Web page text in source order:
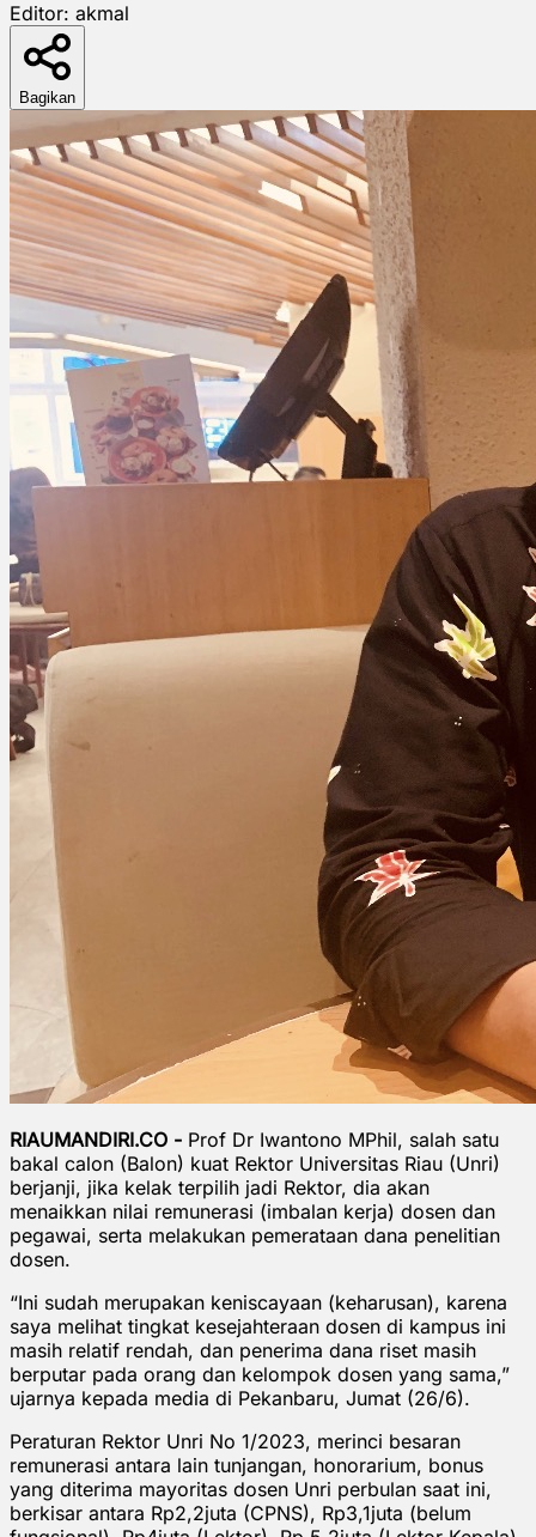
Editor: akmal
Bagikan
RIAUMANDIRI.CO - Prof Dr Iwantono MPhil, salah satu
bakal calon (Balon) kuat Rektor Universitas Riau (Unri)
berjanji, jika kelak terpilih jadi Rektor, dia akan
menaikkan nilai remunerasi (imbalan kerja) dosen dan
pegawai, serta melakukan pemerataan dana penelitian
dosen.
“Ini sudah merupakan keniscayaan (keharusan), karena
saya melihat tingkat kesejahteraan dosen di kampus ini
masih relatif rendah, dan penerima dana riset masih
berputar pada orang dan kelompok dosen yang sama,”
ujarnya kepada media di Pekanbaru, Jumat (26/6).
Peraturan Rektor Unri No 1/2023, merinci besaran
remunerasi antara lain tunjangan, honorarium, bonus
yang diterima mayoritas dosen Unri perbulan saat ini,
berkisar antara Rp2,2juta (CPNS), Rp3,1juta (belum